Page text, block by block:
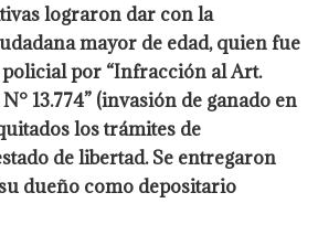
lograron dar con la
mayor de edad, quien fue
por “Infracción al Art.
13.774” (invasión de ganado en
los trámites de
de libertad. Se entregaron
dueño como depositario